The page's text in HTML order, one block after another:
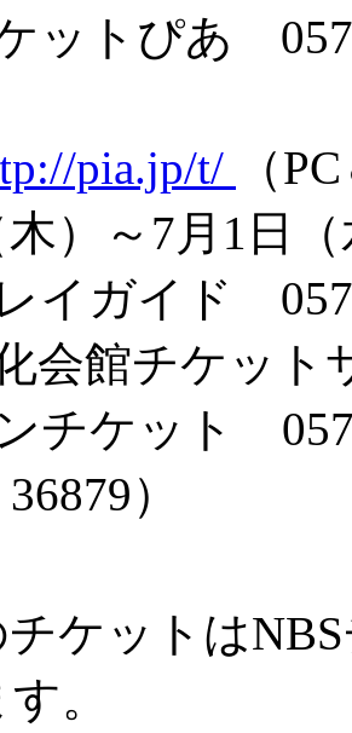
ットぴあ
pia.jp/t/
（
木）～7月1日
イガイド
会館チケッ
チケット
）
チケットは
。